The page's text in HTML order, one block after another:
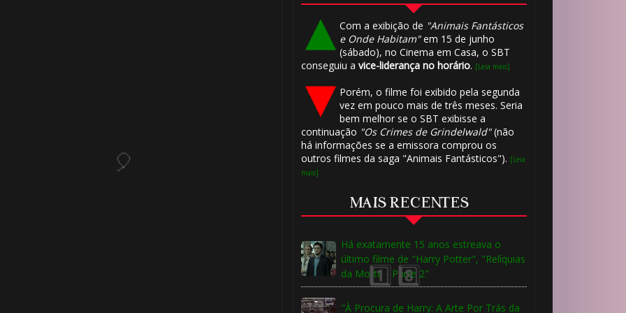
Com a exibição de "Animais Fantásticos
e Onde Habitam"em 15 de junho
(sábado), no Cinema em Casa, o SBT
conseguiu a vice-liderança no horário. [Leia mais]
Porém, o filme foi exibido pela segunda
vez em pouco mais de três meses. Seria
bem melhor se o SBT exibisse a
continuação "Os Crimes de Grindelwald"(não
há informações se a emissora comprou os
outros filmes da saga "Animais Fantásticos"). [Leia
mais]
MAIS RECENTES
Há exatamente 15 anos estreava o
último filme de "Harry Potter", "Relíquias
da Morte - Parte 2"
"À Procura de Harry: A Arte Por Trás da
1️⃣ 8️⃣
1️⃣ 8️⃣
🎈